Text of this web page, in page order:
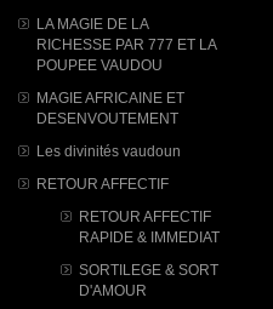
LA MAGIE DE LA
RICHESSE PAR 777 ET LA
POUPEE VAUDOU
MAGIE AFRICAINE ET
DESENVOUTEMENT
Les divinités vaudoun
RETOUR AFFECTIF
RETOUR AFFECTIF
RAPIDE & IMMEDIAT
SORTILEGE & SORT
D'AMOUR